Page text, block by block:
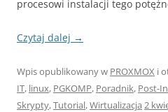
procesowi instalacji tego
Czytaj dalej →
Wpis opublikowany w PROXMOX i
IT, linux, PGKOMP, Poradnik, Post-
Skrypty,Tutorial,Wirtualizacja 2